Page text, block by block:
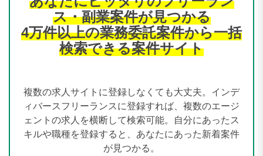
ス・副業案件が見つかる
4万件以上の業務委託案件から一括
検索できる案件サイト
複数の求人サイトに登録しなくても大丈夫。インデ
ィバースフリーランスに登録すれば、複数のエージ
ェントの求人を横断して検索可能。自分にあったス
キルや職種を登録すると、あなたにあった新着案件
が見つかる。